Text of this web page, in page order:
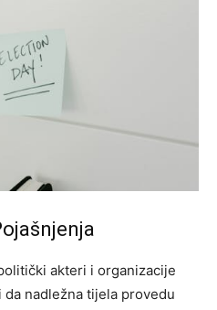
akteri i organizacije
nadležna tijela provedu